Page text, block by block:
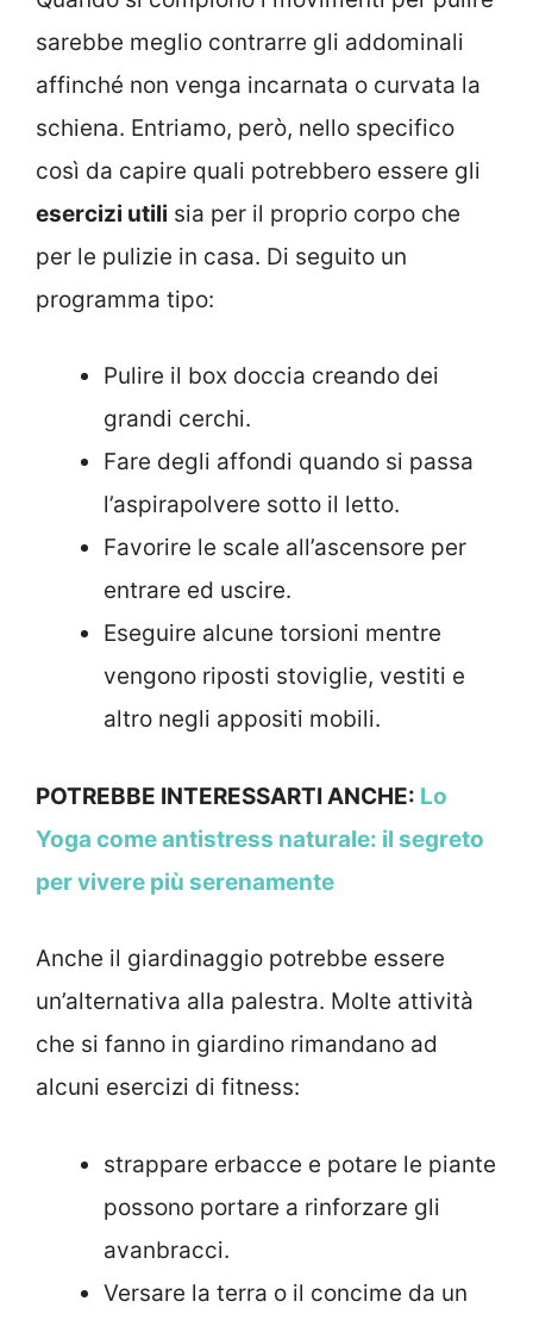
sarebbe meglio contrarre gli addominali
affinché non venga incarnata o curvata la
schiena. Entriamo, però, nello specifico
così da capire quali potrebbero essere gli
esercizi utili sia per il proprio corpo che
per le pulizie in casa. Di seguito un
programma tipo:
Pulire il box doccia creando dei
grandi cerchi.
Fare degli affondi quando si passa
l’aspirapolvere sotto il letto.
Favorire le scale all’ascensore per
entrare ed uscire.
Eseguire alcune torsioni mentre
vengono riposti stoviglie, vestiti e
altro negli appositi mobili.
POTREBBE INTERESSARTI ANCHE: Lo
Yoga come antistress naturale: il segreto
per vivere più serenamente
Anche il giardinaggio potrebbe essere
un’alternativa alla palestra. Molte attività
che si fanno in giardino rimandano ad
alcuni esercizi di fitness:
strappare erbacce e potare le piante
possono portare a rinforzare gli
avanbracci.
Versare la terra o il concime da un